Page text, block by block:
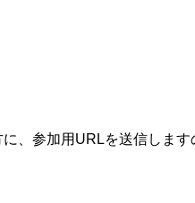
、参加用URLを送信します